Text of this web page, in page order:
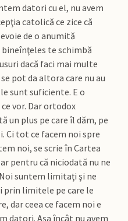
datori cu el, nu avem
catolică ce zice că
de o anumită
te schimbă
dacă faci mai multe
pot da altora care nu au
sunt suficiente. E o
vor. Dar ortodox
un plus pe care îl dăm, pe
Ci tot ce facem noi spre
noi, se scrie în Cartea
pentru că niciodată nu ne
suntem limitaţi şi ne
prin limitele pe care le
dar ceea ce facem noi e
datori. Aşa încât nu avem